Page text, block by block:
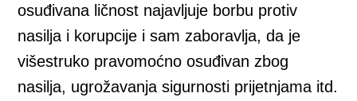
osuđivana ličnost najavljuje borbu protiv
nasilja i korupcije i sam zaboravlja, da je
višestruko pravomoćno osuđivan zbog
nasilja, ugrožavanja sigurnosti prijetnjama itd.